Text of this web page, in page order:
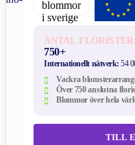
ANTAL FLORISTER:
750+
Internationellt nätverk:54
Vackra
Över 750 anslutna
Blommor över hela
TILL